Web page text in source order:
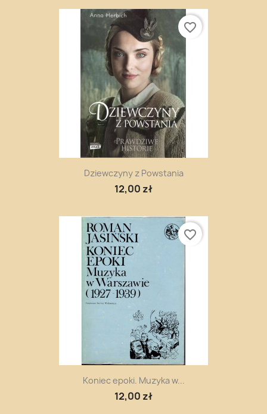
Dziewczyny z Powstania
12,00 zł
favorite_border
Koniec epoki. Muzyka w...
12,00 zł
favorite_border